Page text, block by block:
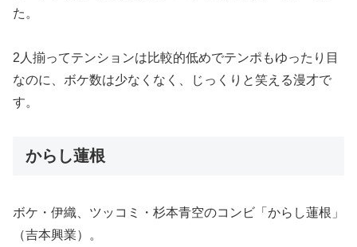
た。
2人揃ってテンションは比較的低めでテンポもゆったり目
なのに、ボケ数は少なくなく、じっくりと笑える漫才で
す。
からし蓮根
ボケ・伊織、ツッコミ・杉本青空のコンビ「からし蓮根」
（吉本興業）。